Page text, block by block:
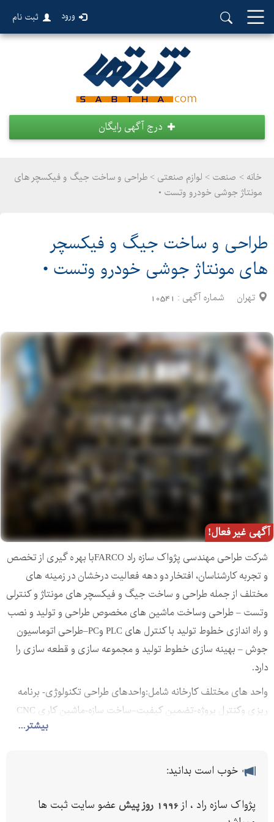
ورود ثبت نام
درج آگهی رایگان
خانه > صنعت > لوازم صنعتی > طراحی و ساخت جیگ و فیکسچر های
مونتاژ جوشی خودرو وتست •
طراحی و ساخت جیگ و فیکسچر
های مونتاژ جوشی خودرو وتست •
تهران شماره آگهی : 10541
آگهی غیر فعال!
بیشتر...
شرکت طراحی مهندسی پژواک سازه راد FARCOبا بهر ه گیری از تخصص
و تجربه کارشناسان، افتخار دو دهه فعالیت درخشان در زمینه های
مختلف از جمله طراحی و ساخت جیگ و فیکسچر های مونتاژ و کنترلی
وتست – طراحی وساخت ماشین های مخصوص طراحی و تولید و نصب
و راه اندازی خطوط تولید با کنترل های PLC وPC–طراحی اتوماسیون
جوش – بهینه سازی خطوط تولید و مجموعه سازی و قطعه سازی را
دارد.
واحد های مختلف کارخانه شامل:واحدهای طراحی تکنولوژی- برنامه
ریزی وکنترل پروژه-تضمین کیفیت–ساخت سازه-ماشین کاری CNC
-برش CNC –برش رول به رول -مونتاژو...می باشد و با استفاده از نرم
مواردی از تجربیات اخیر این شرکت در صنایع مختلف، مشارکت در پروژه
خوب است بدانید:
پژواک سازه راد ، از 1996 روز پیش
عضو سایت ثبت ها